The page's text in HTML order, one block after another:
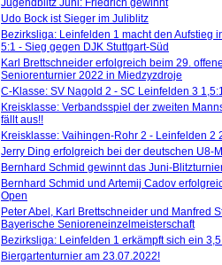
Jugendblitz Juni: Friedrich gewinnt
Udo Bock ist Sieger im Juliblitz
Bezirksliga: Leinfelden 1 macht den Aufstieg
5:1 - Sieg gegen DJK Stuttgart-Süd
Karl Brettschneider erfolgreich beim 29.
Seniorenturnier 2022 in Miedzyzdroje
C-Klasse: SV Nagold 2 - SC Leinfelden 3
Kreisklasse: Verbandsspiel der zweiten
fällt aus!!
Kreisklasse: Vaihingen-Rohr 2 - Leinfelden 2
Jerry Ding erfolgreich bei der deutschen U8-
Bernhard Schmid gewinnt das Juni-
Bernhard Schmid und Artemij Cadov
Open
Peter Abel, Karl Brettschneider und Manfred
Bayerische Senioreneinzelmeisterschaft
Bezirksliga: Leinfelden 1 erkämpft sich ein
Biergartenturnier am 23.07.2022!